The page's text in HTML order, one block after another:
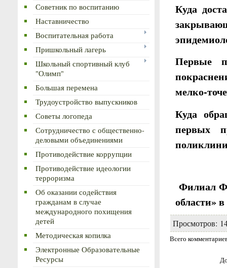
Советник по воспитанию
Наставничество
Воспитательная работа
Пришкольный лагерь
Школьный спортивный клуб
"Олимп"
Большая перемена
Трудоустройство выпускников
Советы логопеда
Сотрудничество с общественно-
деловыми объединениями
Противодействие коррупции
Противодействие идеологии
терроризма
Об оказании содействия
гражданам в случае
международного похищения
детей
Методическая копилка
Электронные Образовательные
Ресурсы
Куда
Первые
мелко-
Куда
первых
Филиал
области»
Просмотров:
Всего